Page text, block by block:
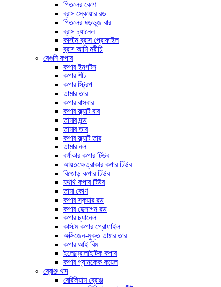
পিতলের কোণ
ব্রাস স্কোয়ার রড
পিতলের ষড়ভুজ বার
ব্রাস চ্যানেল
কাস্টম ব্রাস প্রোফাইল
ব্রাস আমি মরীচি
বেগুনি কপার
কপার ইনগটস
কপার শীট
কপার স্ট্রিপ
তামার তার
কপার বাসবার
কপার ফ্ল্যাট বার
তামার দন্ড
তামার তার
কপার ফ্ল্যাট তার
তামার নল
বর্গাকার কপার টিউব
আয়তক্ষেত্রাকার কপার টিউব
বিজোড় কপার টিউব
যথার্থ কপার টিউব
তামা কোণ
কপার স্কয়ার রড
কপার হেক্সাগন রড
কপার চ্যানেল
কাস্টম কপার প্রোফাইল
অক্সিজেন-মুক্ত তামার তার
কপার আই বিম
ইলেক্ট্রোলাইটিক কপার
কপার প্যানকেক কয়েল
ব্রোঞ্জ খাদ
বেরিলিয়াম ব্রোঞ্জ